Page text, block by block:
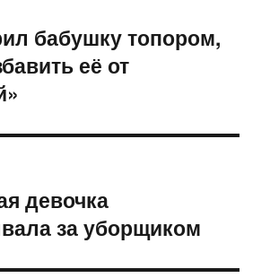
бабушку топором,
её от
девочка
за уборщиком